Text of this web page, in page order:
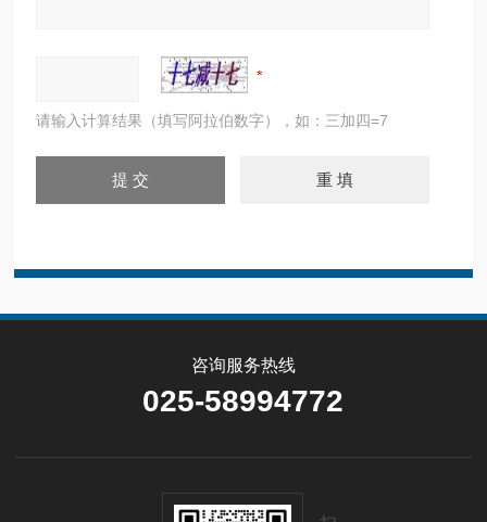
请输入计算结果（填写阿拉伯数字），如：三加四=7
咨询服务热线
025-58994772